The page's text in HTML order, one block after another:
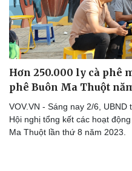
Hơn 250.000 ly cà phê
phê Buôn Ma Thuột
VOV.VN - Sáng nay 2/6,
Hội nghị tổng kết các hoạt
Ma Thuột lần thứ 8 năm 2023.